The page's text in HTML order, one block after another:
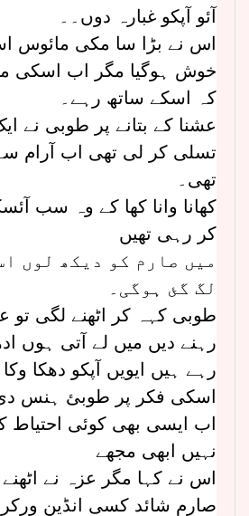
آئو آپکو غبارہ دوں۔۔
اس نے بڑا سا مکی مائوس
خوش ہوگیا مگر اب اسکی
کہ اسکے ساتھ رہے۔
عشنا کے بتانے پر طوبی نے
تسلی کر لی تھی اب آرام
تھی۔
کھانا وانا کھا کے وہ سب
کر رہی تھیں
میں صارم کو دیکھ لوں
لگ گئ ہوگی۔
طوبی کہہ کر اٹھنے لگی تو
رہنے دیں میں لے آتی ہوں
رہے ہیں ایویں آپکو دھکا وکا
اسکی فکر پر طوبئ ہنس
اب ایسی بھی کوئی
نہیں ابھی مجھے
اس نے کہا مگر عزہ نے اٹھنے
صارم شائد کسی انڈین ورکر